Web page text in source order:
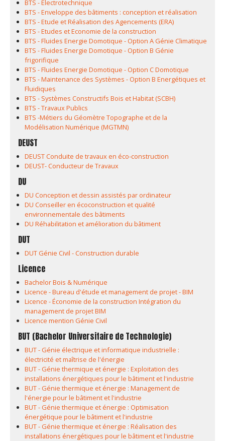
BTS - Electrotechnique
BTS - Enveloppe des bâtiments : conception et réalisation
BTS - Etude et Réalisation des Agencements (ERA)
BTS - Etudes et Economie de la construction
BTS - Fluides Energie Domotique - Option A Génie Climatique
BTS - Fluides Energie Domotique - Option B Génie
frigorifique
BTS - Fluides Energie Domotique - Option C Domotique
BTS - Maintenance des Systèmes - Option B Energétiques et
Fluidiques
BTS - Systèmes Constructifs Bois et Habitat (SCBH)
BTS - Travaux Publics
BTS -Métiers du Géomètre Topographe et de la
Modélisation Numérique (MGTMN)
DEUST
DEUST Conduite de travaux en éco-construction
DEUST- Conducteur de Travaux
DU
DU Conception et dessin assistés par ordinateur
DU Conseiller en écoconstruction et qualité
environnementale des bâtiments
DU Réhabilitation et amélioration du bâtiment
DUT
DUT Génie Civil - Construction durable
Licence
Bachelor Bois & Numérique
Licence - Bureau d'étude et management de projet - BIM
Licence - Économie de la construction Intégration du
management de projet BIM
Licence mention Génie Civil
BUT (Bachelor Universitaire de Technologie)
BUT - Génie électrique et informatique industrielle :
électricité et maîtrise de l'énergie
BUT - Génie thermique et énergie : Exploitation des
installations énergétiques pour le bâtiment et l'industrie
BUT - Génie thermique et énergie : Management de
l'énergie pour le bâtiment et l'industrie
BUT - Génie thermique et énergie : Optimisation
énergétique pour le bâtiment et l'industrie
BUT - Génie thermique et énergie : Réalisation des
installations énergétiques pour le bâtiment et l'industrie